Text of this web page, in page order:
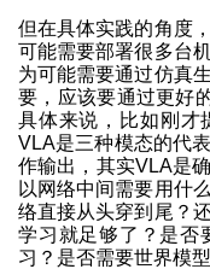
但在具体实践的角度
可能需要部署很多台
为可能需要通过仿真
要，应该要通过更好
具体来说，比如刚才
VLA是三种模态的代
作输出，其实VLA是
以网络中间需要用什
络直接从头穿到尾？
学习就足够了？是否
习？是否需要世界模